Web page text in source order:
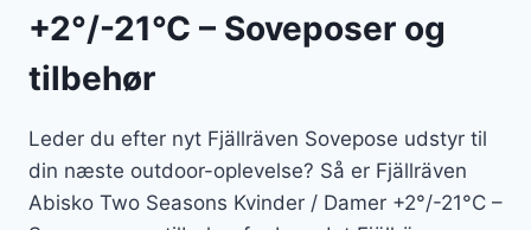
+2°/-21°C – Soveposer og
tilbehør
Leder du efter nyt Fjällräven Sovepose udstyr til
din næste outdoor-oplevelse? Så er Fjällräven
Abisko Two Seasons Kvinder / Damer +2°/-21°C –